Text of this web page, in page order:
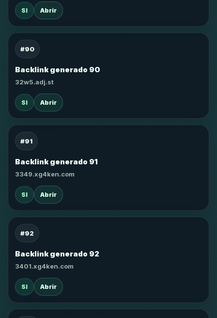
SI Abrir
#90
Backlink generado 90
32w5.adj.st
SI Abrir
#91
Backlink generado 91
3349.xg4ken.com
SI Abrir
#92
Backlink generado 92
3401.xg4ken.com
SI Abrir